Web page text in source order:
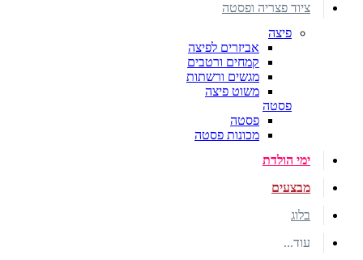
ציוד פצריה ופסטה
פיצה
אביזרים לפיצה
קמחים ורטבים
מגשים ורשתות
משוט פיצה
פסטה
פסטה
מכונות פסטה
ימי הולדת
מבצעים
בלוג
עוד...